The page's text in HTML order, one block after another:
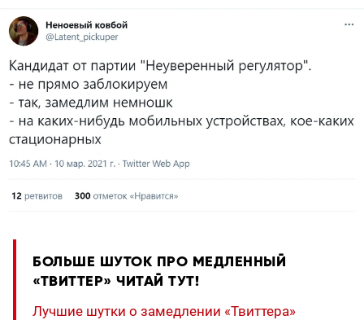
БОЛЬШЕ ШУТОК ПРО МЕДЛЕННЫЙ
«ТВИТТЕР» ЧИТАЙ ТУТ!
Лучшие шутки о замедлении «Твиттера»